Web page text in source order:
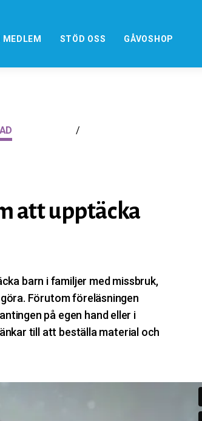
MEDLEM STÖD OSS GÅVOSHOP
/
att upptäcka
barn i familjer med missbruk,
Förutom föreläsningen
på egen hand eller i
till att beställa material och